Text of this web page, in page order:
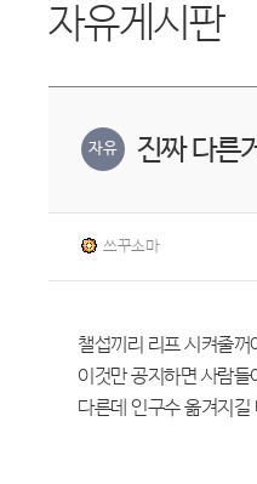
자유게시판
자유 진짜 다른
쓰꾸소마
챌섭끼리 리프 시켜줄
이것만 공지하면 사람
다른데 인구수 옮겨지